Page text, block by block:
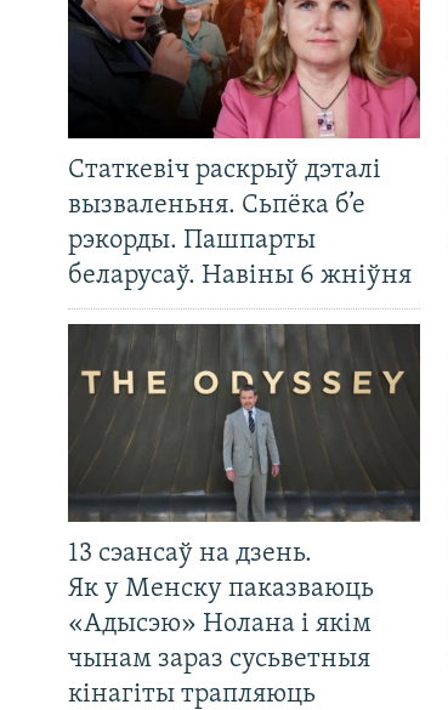
Статкевіч раскрыў дэталі
вызваленьня. Сьпёка б’е
рэкорды. Пашпарты
беларусаў. Навіны 6 жніўня
13 сэансаў на дзень.
Як у Менску паказваюць
«Адысэю» Нолана і якім
чынам зараз сусьветныя
кінагіты трапляюць